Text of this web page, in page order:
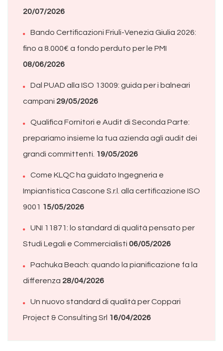
20/07/2026
Bando Certificazioni Friuli-Venezia Giulia 2026:
fino a 8.000€ a fondo perduto per le PMI
08/06/2026
Dal PUAD alla ISO 13009: guida per i balneari
campani 29/05/2026
Qualifica Fornitori e Audit di Seconda Parte:
prepariamo insieme la tua azienda agli audit dei
grandi committenti. 19/05/2026
Come KLQC ha guidato Ingegneria e
Impiantistica Cascone S.r.l. alla certificazione ISO
9001 15/05/2026
UNI 11871: lo standard di qualità pensato per
Studi Legali e Commercialisti 06/05/2026
Pachuka Beach: quando la pianificazione fa la
differenza 28/04/2026
Un nuovo standard di qualità per Coppari
Project & Consulting Srl 16/04/2026